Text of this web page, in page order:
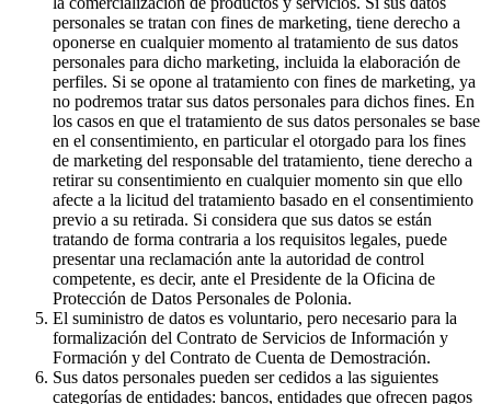
personales se tratan con fines de marketing, tiene derecho a
oponerse en cualquier momento al tratamiento de sus datos
personales para dicho marketing, incluida la elaboración de
perfiles. Si se opone al tratamiento con fines de marketing, ya
no podremos tratar sus datos personales para dichos fines. En
los casos en que el tratamiento de sus datos personales se base
en el consentimiento, en particular el otorgado para los fines
de marketing del responsable del tratamiento, tiene derecho a
retirar su consentimiento en cualquier momento sin que ello
afecte a la licitud del tratamiento basado en el consentimiento
previo a su retirada. Si considera que sus datos se están
tratando de forma contraria a los requisitos legales, puede
presentar una reclamación ante la autoridad de control
competente, es decir, ante el Presidente de la Oficina de
Protección de Datos Personales de Polonia.
El suministro de datos es voluntario, pero necesario para la
formalización del Contrato de Servicios de Información y
Formación y del Contrato de Cuenta de Demostración.
Sus datos personales pueden ser cedidos a las siguientes
categorías de entidades: bancos, entidades que ofrecen pagos